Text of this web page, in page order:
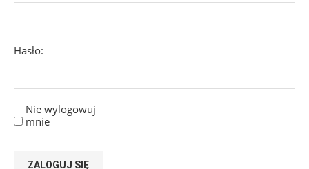
Hasło:
Nie wylogowuj
mnie
ZALOGUJ SIĘ